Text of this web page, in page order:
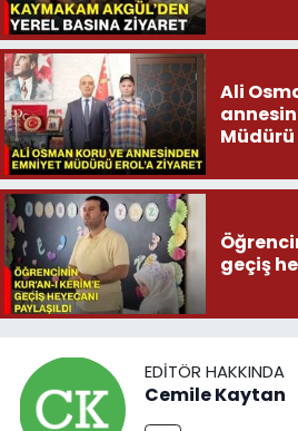
Ali
Müdürü
geçiş
EDITÖR HAKKINDA
Cemile Kaytan